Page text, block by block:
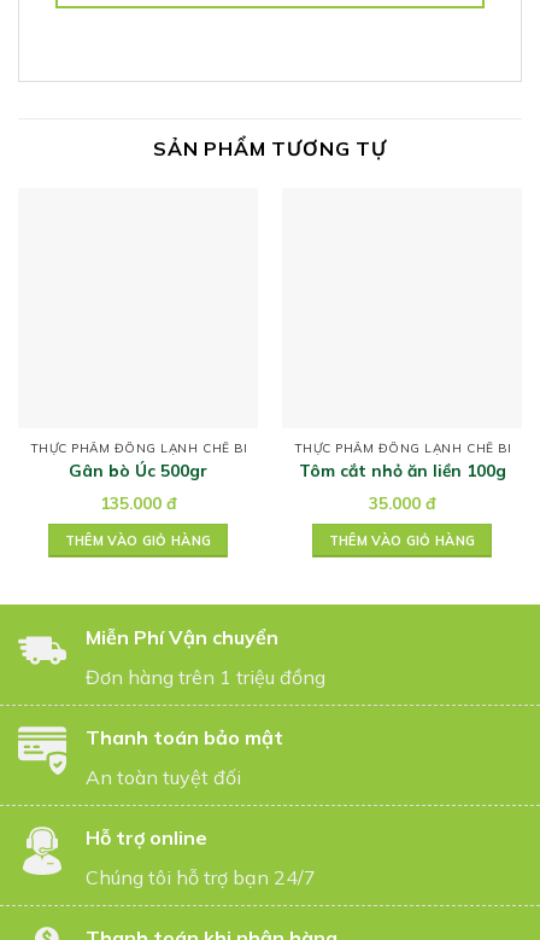
SẢN PHẨM TƯƠNG TỰ
THỰC PHẨM ĐÔNG LẠNH CHẾ BIẾN
Gân bò Úc 500gr
135.000 đ
THÊM VÀO GIỎ HÀNG
THỰC PHẨM ĐÔNG LẠNH CHẾ BIẾN
Tôm cắt nhỏ ăn liền 100g
35.000 đ
THÊM VÀO GIỎ HÀNG
Miễn Phí Vận chuyển
Đơn hàng trên 1 triệu đồng
Thanh toán bảo mật
An toàn tuyệt đối
Hỗ trợ online
Chúng tôi hỗ trợ bạn 24/7